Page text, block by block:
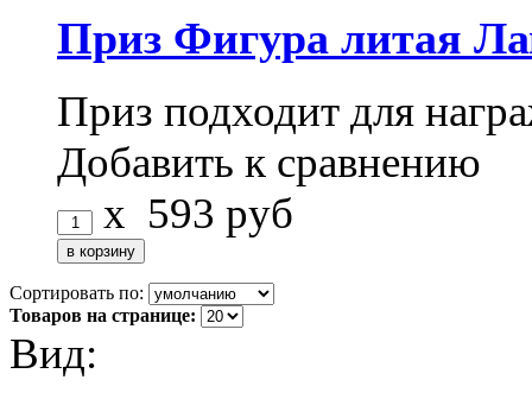
Приз Фигура литая
Приз подходит для
Добавить к сравнению
x 593 руб
Сортировать по:
Товаров на странице:
Вид: